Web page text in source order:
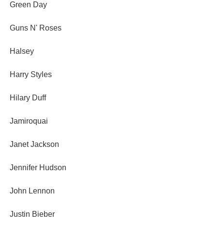
Green Day
Guns N' Roses
Halsey
Harry Styles
Hilary Duff
Jamiroquai
Janet Jackson
Jennifer Hudson
John Lennon
Justin Bieber